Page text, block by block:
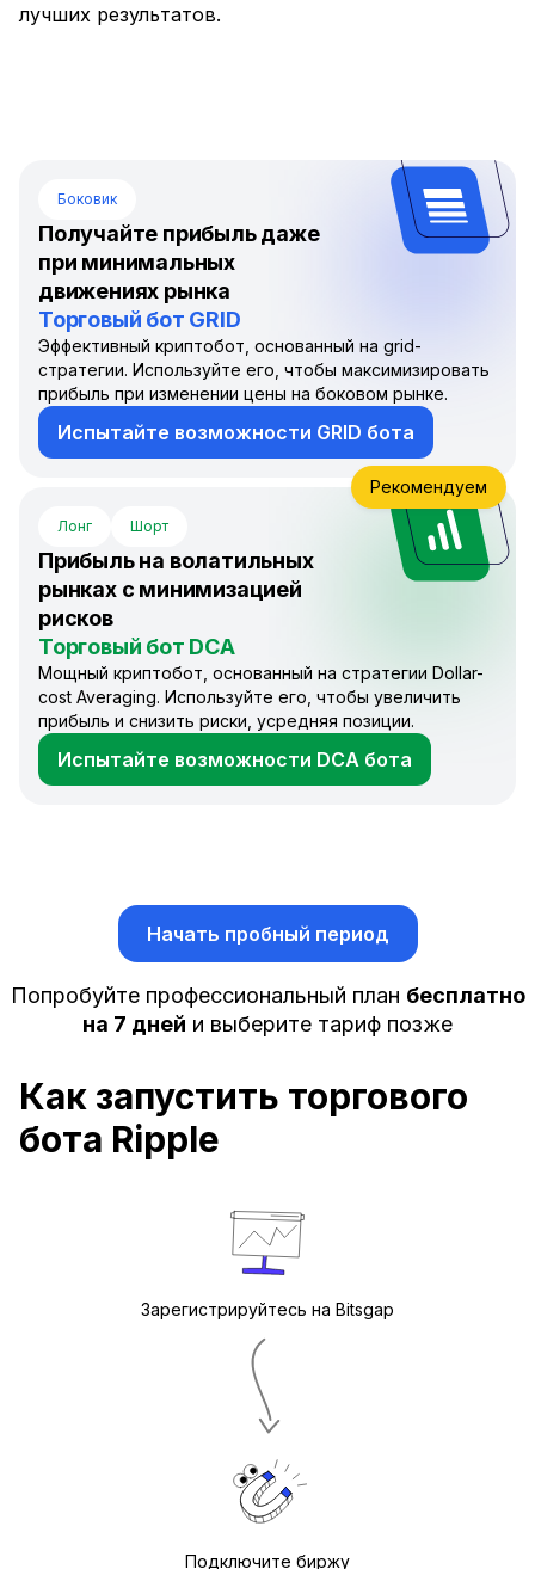
лучших результатов.
Боковик
Получайте прибыль даже
при минимальных
движениях рынка
Торговый бот GRID
Эффективный криптобот, основанный на grid-
стратегии. Используйте его, чтобы максимизировать
прибыль при изменении цены на боковом рынке.
Испытайте возможности GRID бота
Лонг Шорт
Прибыль на волатильных
рынках с минимизацией
рисков
Торговый бот DCA
Мощный криптобот, основанный на стратегии Dollar-
cost Averaging. Используйте его, чтобы увеличить
прибыль и снизить риски, усредняя позиции.
Испытайте возможности DCA бота
Рекомендуем
Начать пробный период
Попробуйте профессиональный план бесплатно
на 7 дней и выберите тариф позже
Как запустить торгового
бота Ripple
Зарегистрируйтесь на Bitsgap
Подключите биржу